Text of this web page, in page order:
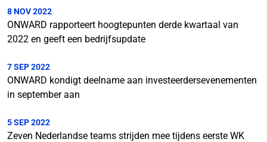
8 NOV 2022
ONWARD rapporteert hoogtepunten derde kwartaal van
2022 en geeft een bedrijfsupdate
7 SEP 2022
ONWARD kondigt deelname aan investeerdersevenementen
in september aan
5 SEP 2022
Zeven Nederlandse teams strijden mee tijdens eerste WK